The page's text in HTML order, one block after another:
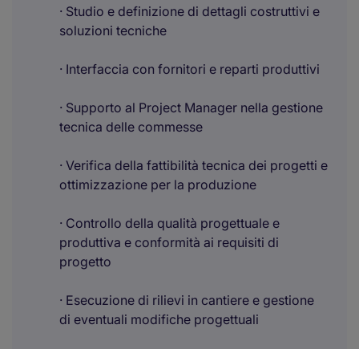
· Studio e definizione di dettagli costruttivi e
soluzioni tecniche
· Interfaccia con fornitori e reparti produttivi
· Supporto al Project Manager nella gestione
tecnica delle commesse
· Verifica della fattibilità tecnica dei progetti e
ottimizzazione per la produzione
· Controllo della qualità progettuale e
produttiva e conformità ai requisiti di
progetto
· Esecuzione di rilievi in cantiere e gestione
di eventuali modifiche progettuali